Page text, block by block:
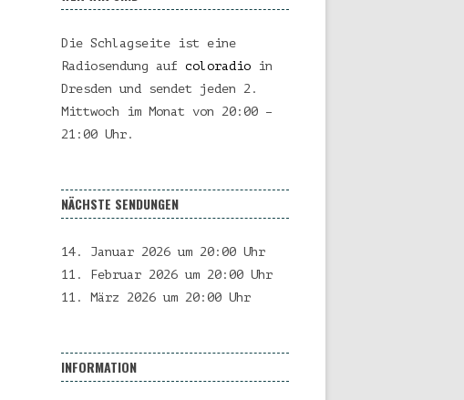
Die Schlagseite ist eine
Radiosendung auf coloradio in
Dresden und sendet jeden 2.
Mittwoch im Monat von 20:00 –
21:00 Uhr.
NÄCHSTE SENDUNGEN
14. Januar 2026 um 20:00 Uhr
11. Februar 2026 um 20:00 Uhr
11. März 2026 um 20:00 Uhr
INFORMATION